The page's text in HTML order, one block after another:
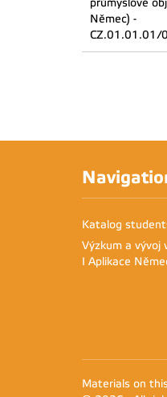
průmyslové
Němec) -
CZ.01.01.01/
Katalog
Výzkum a vývoj
I Aplikace
Materials on